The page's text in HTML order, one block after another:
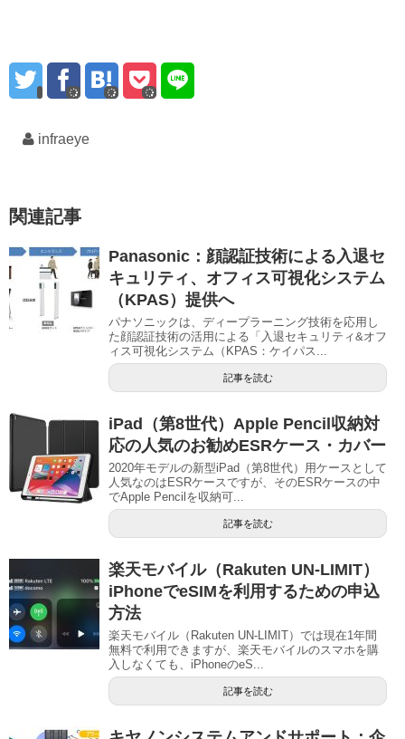
infraeye
関連記事
Panasonic：顔認証技術による入退セ
キュリティ、オフィス可視化システム
（KPAS）提供へ
パナソニックは、ディープラーニング技術を応用し
た顔認証技術の活用による「入退セキュリティ&オフ
ィス可視化システム（KPAS：ケイパス...
記事を読む
iPad（第8世代）Apple Pencil収納対
応の人気のお勧めESRケース・カバー
2020年モデルの新型iPad（第8世代）用ケースとして
人気なのはESRケースですが、そのESRケースの中
でApple Pencilを収納可...
記事を読む
楽天モバイル（Rakuten UN-LIMIT）
iPhoneでeSIMを利用するための申込
方法
楽天モバイル（Rakuten UN-LIMIT）では現在1年間
無料で利用できますが、楽天モバイルのスマホを購
入しなくても、iPhoneのeS...
記事を読む